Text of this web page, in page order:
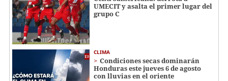
UMECIT y asalta el primer lugar del
grupo C
CLIMA
Condiciones secas dominarán
Honduras este jueves 6 de agosto
con lluvias en el oriente